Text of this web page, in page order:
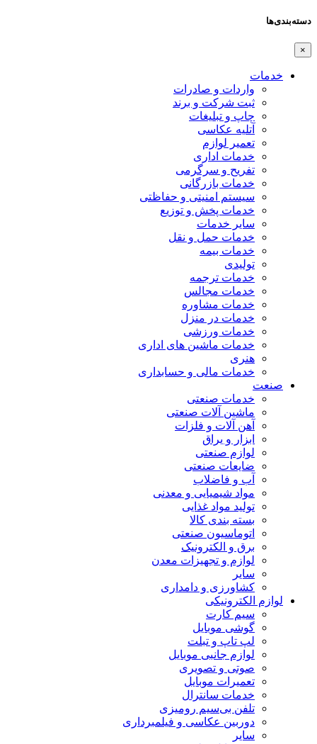
دسته‌بندی‌ها
×
خدمات
واردات و صادرات
ثبت شرکت و برند
چاپ و تبلیغات
آتلیه عکاسی
تعمیر لوازم
خدمات اداری
تفریح و سرگرمی
خدمات بازرگانی
سیستم امنیتی و حفاظتی
خدمات پخش و توزیع
سایر خدمات
خدمات حمل و نقل
خدمات بیمه
تولیدی
خدمات ترجمه
خدمات مجالس
خدمات مشاوره
خدمات در منزل
خدمات ورزشی
خدمات ماشین های اداری
هنری
خدمات مالی و حسابداری
صنعت
خدمات صنعتی
ماشین آلات صنعتی
آهن آلات و فلزات
ابزار و یراق
لوازم صنعتی
ضایعات صنعتی
آب و فاضلاب
مواد شیمیایی و معدنی
تولید مواد غذایی
بسته بندی کالا
اتوماسیون صنعتی
برق و الکترونیک
لوازم و تجهیزات معدن
سایر
کشاورزی و دامداری
لوازم الکترونیکی
سیم کارت
گوشی موبایل
لپ تاپ و تبلت
لوازم جانبی موبایل
صوتی و تصویری
تعمیرات موبایل
خدمات سانترال
تلفن بی‌سیم رومیزی
دوربین عکاسی و فیلمبرداری
سایر